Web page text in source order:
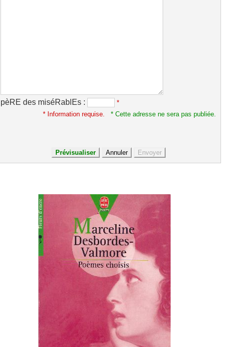
pèRE des miséRablEs :
*
* Information requise.
* Cette adresse ne sera pas publiée.